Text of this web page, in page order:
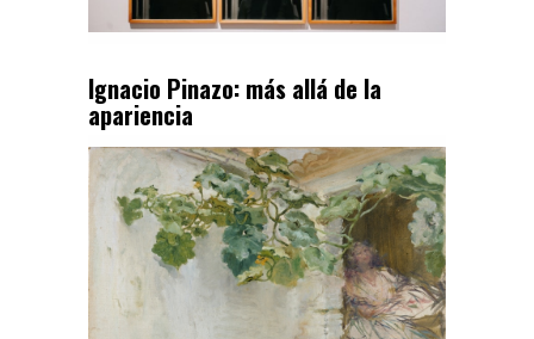
Ignacio Pinazo: más allá de la
apariencia